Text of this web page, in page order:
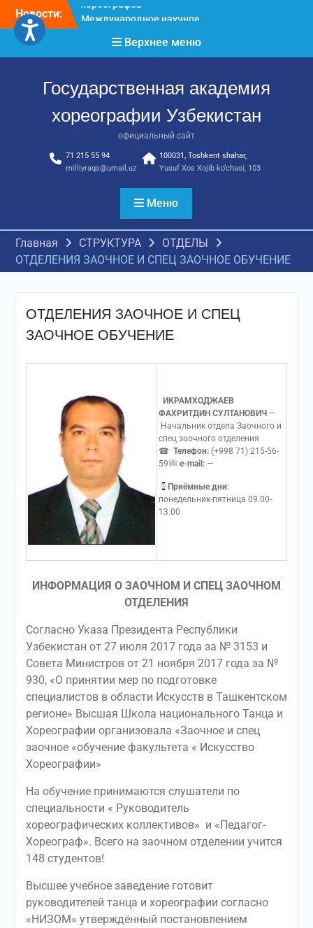
Перейти
содержимому
Новости:
Международное научное
Международное
признание и новые
хореографов!
Международное
признание и новые
достижения молодых
Верхнее меню
Государственная академия
хореографии Узбекистан
официальный сайт
71 215 55 94
milliyraqs@umail.uz
100031, Toshkent shahar,
Yusuf Xos Xojib ko‘chasi, 103
Меню
Главная СТРУКТУРА
ОТДЕЛЫ
ОТДЕЛЕНИЯ ЗАОЧНОЕ И СПЕЦ ЗАОЧНОЕ ОБУЧЕНИЕ
ОТДЕЛЕНИЯ ЗАОЧНОЕ И СПЕЦ
ЗАОЧНОЕ ОБУЧЕНИЕ
ИКРАМХОДЖАЕВ
ФАХРИТДИН СУЛТАНОВИЧ —
Начальник отдела Заочного и
спец заочного отделения
☎ Телефон:(+998 71) 215-56-
59
e-mail: —
Приёмные дни:
понедельник-пятница 09.00-
13.00
ИНФОРМАЦИЯ О ЗАОЧНОМ И СПЕЦ ЗАОЧНОМ
ОТДЕЛЕНИЯ
Согласно Указа Президента Республики
Узбекистан от 27 июля 2017 года за № 3153 и
Совета Министров от 21 ноября 2017 года за №
930, «О принятии мер по подготовке
специалистов в области Искусств в Ташкентском
регионе» Высшая Школа национального Танца и
Хореографии организовала «Заочное и спец
заочное «обучение факультета « Искусство
Хореографии»
На обучение принимаются слушатели по
специальности « Руководитель
хореографических коллективов» и «Педагог-
Хореограф». Всего на заочном отделении учится
148 студентов!
Высшее учебное заведение готовит
руководителей танца и хореографии согласно
«НИЗОМ» утверждённый постановлением